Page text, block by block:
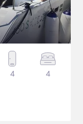
4 4